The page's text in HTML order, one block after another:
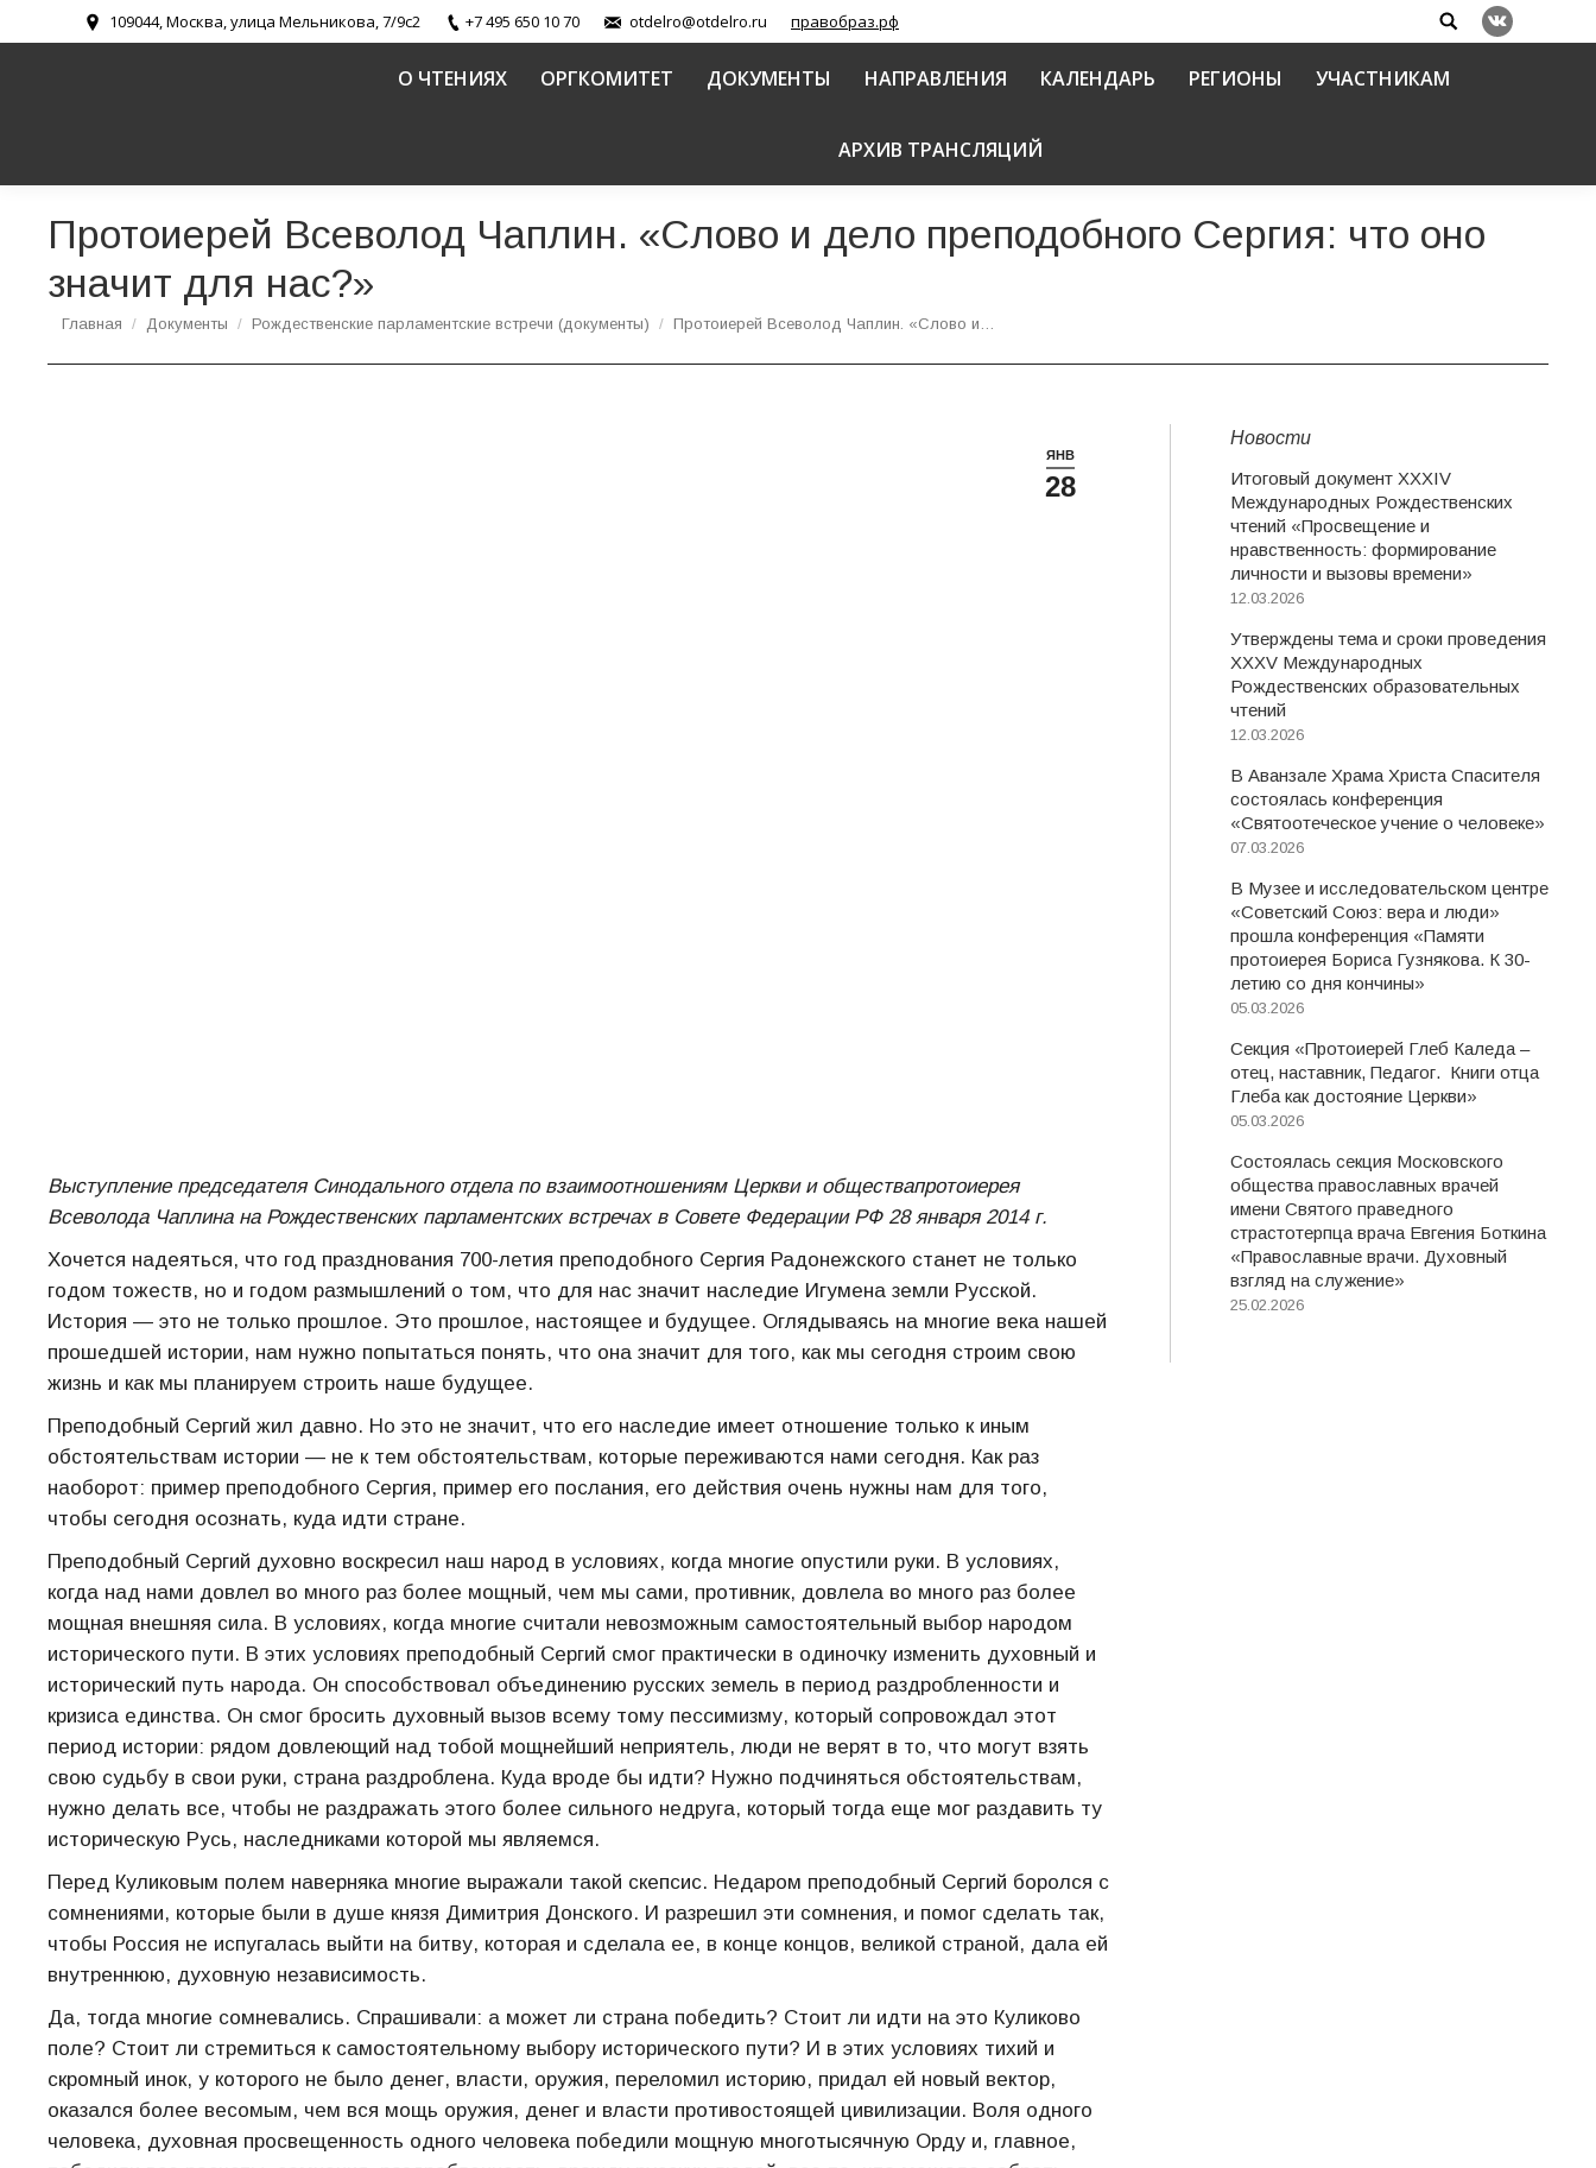
109044, Москва, улица Мельникова, 7/9с2 +7 495 650 10 70 otdelro@otdelro.ru правобраз.рф Search:
Вконтакте
О ЧТЕНИЯХ ОРГКОМИТЕТ ДОКУМЕНТЫ НАПРАВЛЕНИЯ КАЛЕНДАРЬ РЕГИОНЫ УЧАСТНИКАМ
АРХИВ ТРАНСЛЯЦИЙ
Протоиерей Всеволод Чаплин. «Слово и дело преподобного Сергия: что оно
значит для нас?»
Вы здесь:
Главная Документы Рождественские парламентские встречи (документы) Протоиерей Всеволод Чаплин. «Слово и…
ЯНВ
28
Выступление председателя Синодального отдела по взаимоотношениям Церкви и обществапротоиерея
Всеволода Чаплина на Рождественских парламентских встречах в Совете Федерации РФ 28 января 2014 г.
Хочется надеяться, что год празднования 700-летия преподобного Сергия Радонежского станет не только
годом тожеств, но и годом размышлений о том, что для нас значит наследие Игумена земли Русской.
История — это не только прошлое. Это прошлое, настоящее и будущее. Оглядываясь на многие века нашей
прошедшей истории, нам нужно попытаться понять, что она значит для того, как мы сегодня строим свою
жизнь и как мы планируем строить наше будущее.
Преподобный Сергий жил давно. Но это не значит, что его наследие имеет отношение только к иным
обстоятельствам истории — не к тем обстоятельствам, которые переживаются нами сегодня. Как раз
наоборот: пример преподобного Сергия, пример его послания, его действия очень нужны нам для того,
чтобы сегодня осознать, куда идти стране.
Преподобный Сергий духовно воскресил наш народ в условиях, когда многие опустили руки. В условиях,
когда над нами довлел во много раз более мощный, чем мы сами, противник, довлела во много раз более
мощная внешняя сила. В условиях, когда многие считали невозможным самостоятельный выбор народом
исторического пути. В этих условиях преподобный Сергий смог практически в одиночку изменить духовный и
исторический путь народа. Он способствовал объединению русских земель в период раздробленности и
кризиса единства. Он смог бросить духовный вызов всему тому пессимизму, который сопровождал этот
период истории: рядом довлеющий над тобой мощнейший неприятель, люди не верят в то, что могут взять
свою судьбу в свои руки, страна раздроблена. Куда вроде бы идти? Нужно подчиняться обстоятельствам,
нужно делать все, чтобы не раздражать этого более сильного недруга, который тогда еще мог раздавить ту
историческую Русь, наследниками которой мы являемся.
Перед Куликовым полем наверняка многие выражали такой скепсис. Недаром преподобный Сергий боролся с
сомнениями, которые были в душе князя Димитрия Донского. И разрешил эти сомнения, и помог сделать так,
чтобы Россия не испугалась выйти на битву, которая и сделала ее, в конце концов, великой страной, дала ей
внутреннюю, духовную независимость.
Да, тогда многие сомневались. Спрашивали: а может ли страна победить? Стоит ли идти на это Куликово
поле? Стоит ли стремиться к самостоятельному выбору исторического пути? И в этих условиях тихий и
скромный инок, у которого не было денег, власти, оружия, переломил историю, придал ей новый вектор,
оказался более весомым, чем вся мощь оружия, денег и власти противостоящей цивилизации. Воля одного
человека, духовная просвещенность одного человека победили мощную многотысячную Орду и, главное,
Новости
Итоговый документ XXХIV
Международных Рождественских
чтений «Просвещение и
нравственность: формирование
личности и вызовы времени»
12.03.2026
Утверждены тема и сроки проведения
XXXV Международных
Рождественских образовательных
чтений
12.03.2026
В Аванзале Храма Христа Спасителя
состоялась конференция
«Святоотеческое учение о человеке»
07.03.2026
В Музее и исследовательском центре
«Советский Союз: вера и люди»
прошла конференция «Памяти
протоиерея Бориса Гузнякова. К 30-
летию со дня кончины»
05.03.2026
Секция «Протоиерей Глеб Каледа –
отец, наставник, Педагог. Книги отца
Глеба как достояние Церкви»
05.03.2026
Состоялась секция Московского
общества православных врачей
имени Святого праведного
страстотерпца врача Евгения Боткина
«Православные врачи. Духовный
взгляд на служение»
25.02.2026